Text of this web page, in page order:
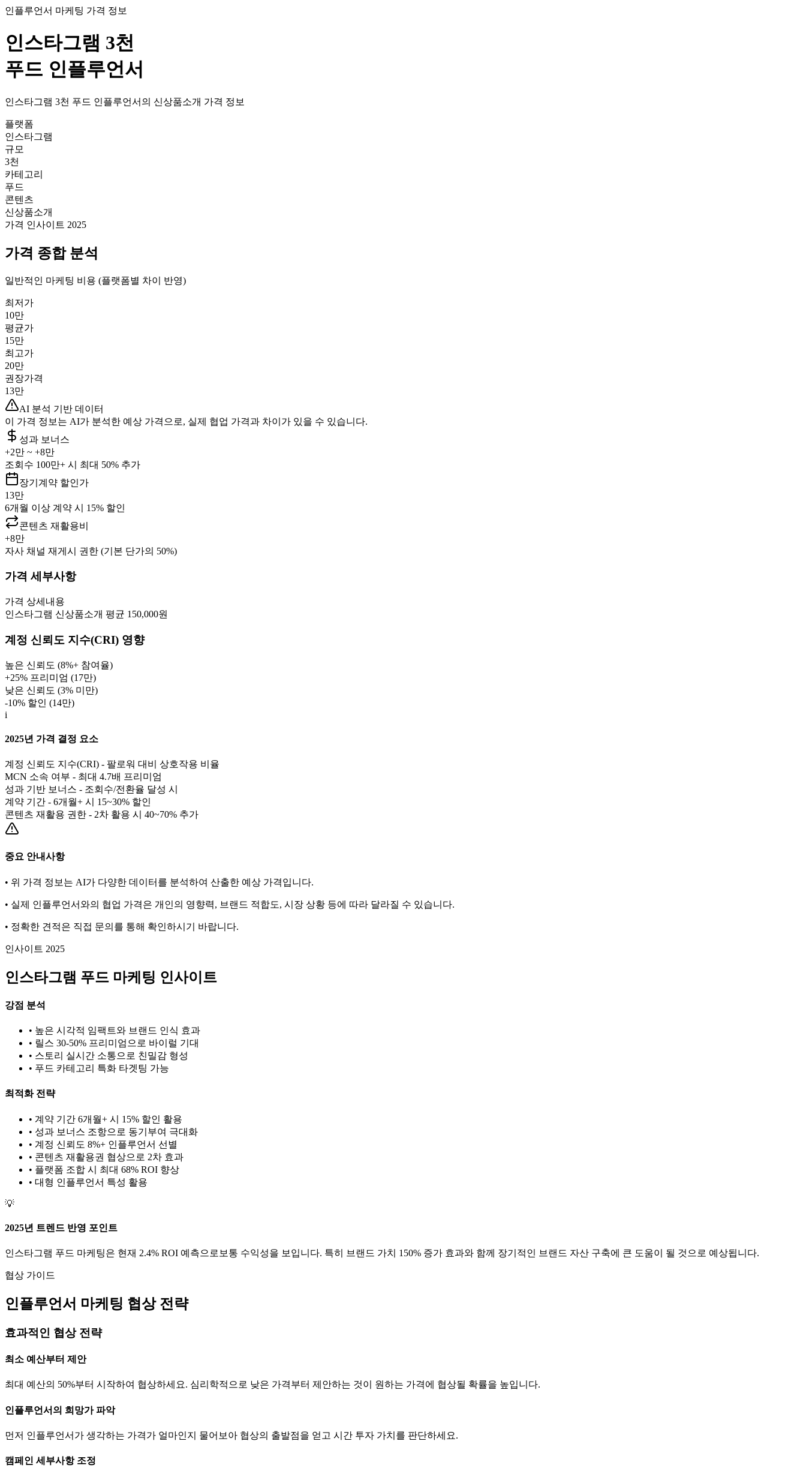
인플루언서 마케팅 가격 정보
인스타그램 3천
푸드 인플루언서
인스타그램 3천 푸드 인플루언서의 신상품소개 가격 정보
플랫폼
인스타그램
규모
3천
카테고리
푸드
콘텐츠
신상품소개
가격 인사이트 2025
가격 종합 분석
일반적인 마케팅 비용 (플랫폼별 차이 반영)
최저가
10만
평균가
15만
최고가
20만
권장가격
13만
AI 분석 기반 데이터
이 가격 정보는 AI가 분석한 예상 가격으로, 실제 협업 가격과 차이가 있을 수 있습니다.
성과 보너스
+2만 ~ +8만
조회수 100만+ 시 최대 50% 추가
장기계약 할인가
13만
6개월 이상 계약 시 15% 할인
콘텐츠 재활용비
+8만
자사 채널 재게시 권한 (기본 단가의 50%)
가격 세부사항
가격 상세내용
인스타그램 신상품소개 평균 150,000원
계정 신뢰도 지수(CRI) 영향
높은 신뢰도 (8%+ 참여율)
+25% 프리미엄 (17만)
낮은 신뢰도 (3% 미만)
-10% 할인 (14만)
i
2025년 가격 결정 요소
계정 신뢰도 지수(CRI) - 팔로워 대비 상호작용 비율
MCN 소속 여부 - 최대 4.7배 프리미엄
성과 기반 보너스 - 조회수/전환율 달성 시
계약 기간 - 6개월+ 시 15~30% 할인
콘텐츠 재활용 권한 - 2차 활용 시 40~70% 추가
중요 안내사항
• 위 가격 정보는 AI가 다양한 데이터를 분석하여 산출한 예상 가격입니다.
• 실제 인플루언서와의 협업 가격은 개인의 영향력, 브랜드 적합도, 시장 상황 등에 따라 달라질 수 있습니다.
• 정확한 견적은 직접 문의를 통해 확인하시기 바랍니다.
인사이트 2025
인스타그램 푸드 마케팅 인사이트
강점 분석
• 높은 시각적 임팩트와 브랜드 인식 효과
• 릴스 30-50% 프리미엄으로 바이럴 기대
• 스토리 실시간 소통으로 친밀감 형성
• 푸드 카테고리 특화 타겟팅 가능
최적화 전략
• 계약 기간 6개월+ 시 15% 할인 활용
• 성과 보너스 조항으로 동기부여 극대화
• 계정 신뢰도 8%+ 인플루언서 선별
• 콘텐츠 재활용권 협상으로 2차 효과
• 플랫폼 조합 시 최대 68% ROI 향상
• 대형 인플루언서 특성 활용
💡
2025년 트렌드 반영 포인트
인스타그램 푸드 마케팅은 현재 2.4% ROI 예측으로 보통 수익성을 보입니다. 특히 브랜드 가치 150% 증가 효과와 함께 장기적인 브랜드 자산 구축에 큰 도움이 될 것으로 예상됩니다.
협상 가이드
인플루언서 마케팅 협상 전략
효과적인 협상 전략
최소 예산부터 제안
최대 예산의 50%부터 시작하여 협상하세요. 심리학적으로 낮은 가격부터 제안하는 것이 원하는 가격에 협상될 확률을 높입니다.
인플루언서의 희망가 파악
먼저 인플루언서가 생각하는 가격가 얼마인지 물어보아 협상의 출발점을 얻고 시간 투자 가치를 판단하세요.
캠페인 세부사항 조정